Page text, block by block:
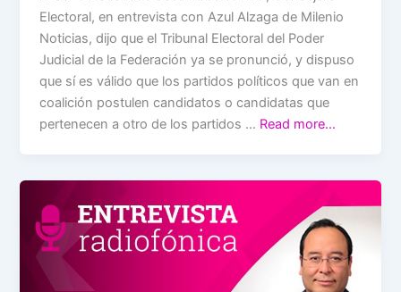
Electoral, en entrevista con Azul Alzaga de Milenio
Noticias, dijo que el Tribunal Electoral del Poder
Judicial de la Federación ya se pronunció, y dispuso
que sí es válido que los partidos políticos que van en
coalición postulen candidatos o candidatas que
pertenecen a otro de los partidos … Read more…